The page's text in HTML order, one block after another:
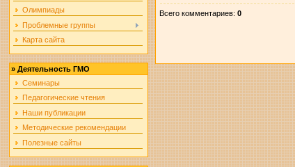
Олимпиады
Проблемные группы
Карта сайта
»Деятельность ГМО
Семинары
Педагогические чтения
Наши публикации
Методические рекомендации
Полезные сайты
Всего комментариев:0